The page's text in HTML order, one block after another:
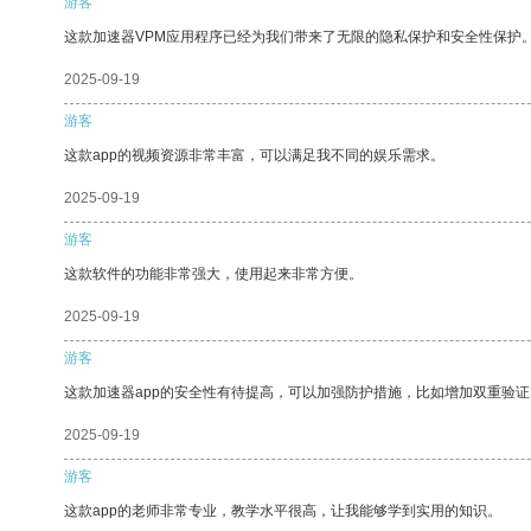
这款加速器VPM应用程序已经为我们带来了无限的隐私保护和安全性保护
2025-09-19
游客
这款app的视频资源非常丰富，可以满足我不同的娱乐需求。
2025-09-19
游客
这款软件的功能非常强大，使用起来非常方便。
2025-09-19
游客
这款加速器app的安全性有待提高，可以加强防护措施，比如增加双重验
2025-09-19
游客
这款app的老师非常专业，教学水平很高，让我能够学到实用的知识。